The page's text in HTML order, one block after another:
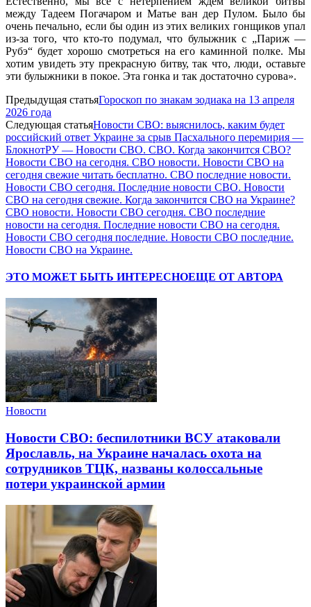
между Тадеем Погачаром и Матье ван дер Пулом. Было бы
очень печально, если бы один из этих великих гонщиков упал
из-за того, что кто-то подумал, что булыжник с „Париж —
Рубэ“ будет хорошо смотреться на его каминной полке. Мы
хотим увидеть эту прекрасную битву, так что, люди, оставьте
эти булыжники в покое. Эта гонка и так достаточно сурова».
Предыдущая статьяГороскоп по знакам зодиака на 13 апреля
2026 года
Следующая статьяНовости СВО: выяснилось, каким будет
российский ответ Украине за срыв Пасхального перемирия —
БлокнотРУ — Новости СВО. СВО. Когда закончится СВО?
Новости СВО на сегодня. СВО новости. Новости СВО на
сегодня свежие читать бесплатно. СВО последние новости.
Новости СВО сегодня. Последние новости СВО. Новости
СВО на сегодня свежие. Когда закончится СВО на Украине?
СВО новости. Новости СВО сегодня. СВО последние
новости на сегодня. Последние новости СВО на сегодня.
Новости СВО сегодня последние. Новости СВО последние.
Новости СВО на Украине.
ЭТО МОЖЕТ БЫТЬ ИНТЕРЕСНОЕЩЕ ОТ АВТОРА
Новости
Новости СВО: беспилотники ВСУ атаковали
Ярославль, на Украине началась охота на
сотрудников ТЦК, названы колоссальные
потери украинской армии